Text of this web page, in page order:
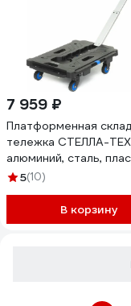
7 959 ₽
Платформенная
тележка СТЕЛЛА-
алюминий, сталь,
грузоподъемность 137
5(10)
В корзину